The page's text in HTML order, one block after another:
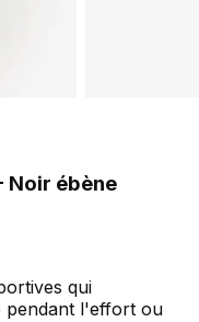
Noir ébène
qui
pendant l'effort ou